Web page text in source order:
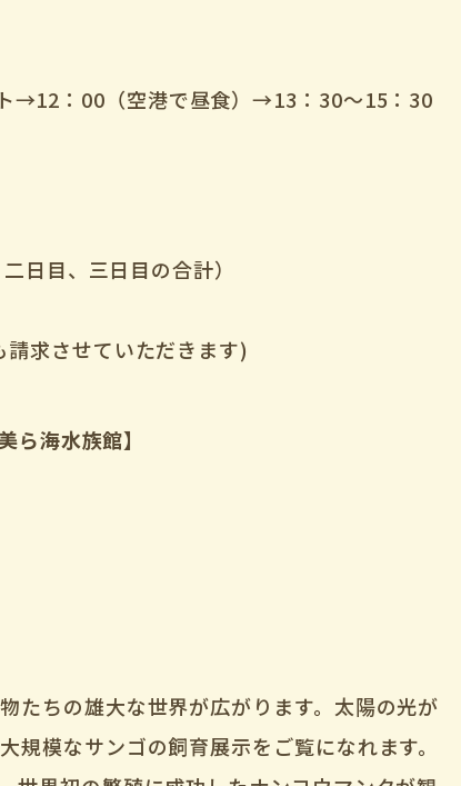
→12：00（空港で昼食）→13：30～15：30
日目、三日目の合計）
求させていただきます)
美ら海水族館】
たちの雄大な世界が広がります。太陽の光が
規模なサンゴの飼育展示をご覧になれます。